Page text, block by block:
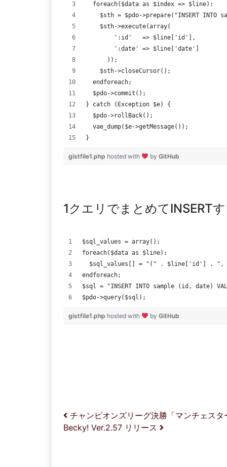
  foreach($data as $index => $line):
$sth = $pdo->prepare("INSERT INTO
    $sth->execute(array(
        ':id'   => $line['id'],
        ':date' => $line['date']
      ));
    $sth->closeCursor();
  endforeach;
  $pdo->commit();
} catch (Exception $e) {
  $pdo->rollBack();
  vae_dump($e->getMessage());
}
gistfile1.php hosted with by GitHub
1クエリでまとめてINSERT
$sql_values = array();
foreach($data as $line):
$sql_values[] = "(" . $line['id'] .
endforeach;
$sql = "INSERT INTO sample (id, date)
$pdo->query($sql);
gistfile1.php hosted with by GitHub
投稿ナビゲーション
チャンピオンズリーグ決勝「マンチェス
Becky! Ver.2.57 リリース